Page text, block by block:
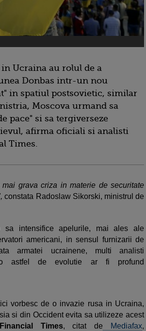
Ucraina au rolul de a
Donbas intr-un nou
in spatiul postsovietic, similar
Moscova urmand sa
pace" si sa tergiverseze
afirma oficiali si analisti
Times.
grava criza in materie de securitate
constata Radoslaw Sikorski, ministrul de
sa intensifice apelurile, mai ales ale
americani, in sensul furnizarii de
armatei ucrainene, multi analisti
astfel de evolutie ar fi profund
vorbesc de o invazie rusa in Ucraina,
si din Occident evita sa utilizeze acest
Times, citat de Mediafax,